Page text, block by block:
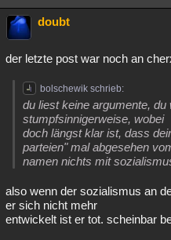
doubt
der letzte post war noch an
bolschewik schrieb:
du liest keine argumente, du
stumpfsinnigerweise, wobei
doch längst klar ist, dass
parteien" mal abgesehen
namen nichts mit
also wenn der sozialismus an
er sich nicht mehr
entwickelt ist er tot. scheinbar